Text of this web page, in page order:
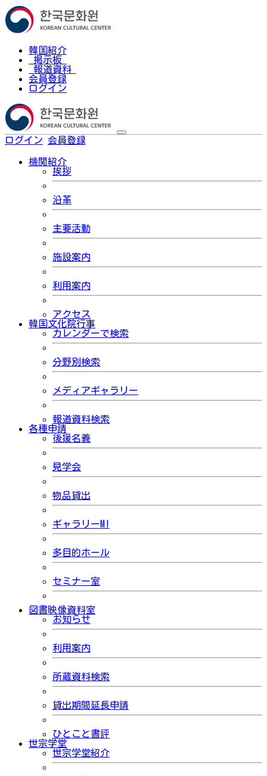
韓国紹介
掲示板
報道資料
会員登録
ログイン
ログイン 会員登録
機関紹介
挨拶
沿革
主要活動
施設案内
利用案内
アクセス
韓国文化院行事
カレンダーで検索
分野別検索
メディアギャラリー
報道資料検索
各種申請
後援名義
見学会
物品貸出
ギャラリーMI
多目的ホール
セミナー室
図書映像資料室
お知らせ
利用案内
所蔵資料検索
貸出期間延長申請
ひとこと書評
世宗学堂
世宗学堂紹介